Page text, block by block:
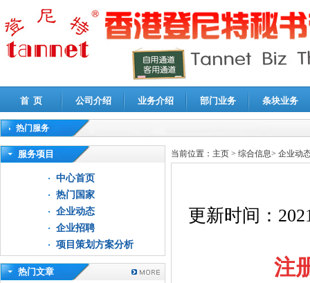
首 页 公司介绍 业务介绍 部门业务 条块业务
热门服务
高新技术企业认定审计|企业所得税汇算清缴申报鉴证
服务项目
中心首页
热门国家
企业动态
企业招聘
项目策划方案分析
热门文章
当前位置： 主页 > 综合信息> 企业动
更新时间：
注